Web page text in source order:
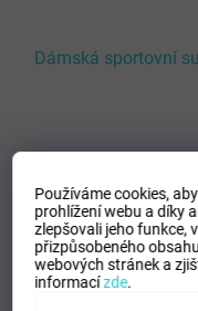
Používáme cookies,
prohlížení webu a díky
zlepšovali jeho funkce,
přizpůsobeného
webových stránek a
informacízde.
Dámská sportovní
445 Kč
XS S M L